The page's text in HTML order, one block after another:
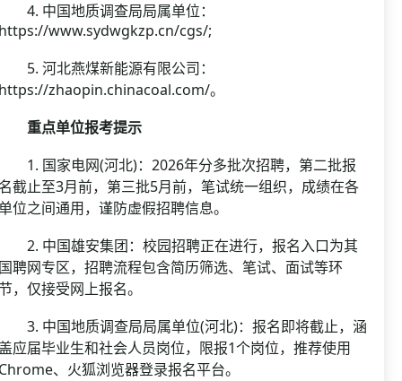
中国地质调查局局属单位：
www.sydwgkzp.cn/cgs/;
河北燕煤新能源有限公司：
zhaopin.chinacoal.com/。
点单位报考提示
国家电网(河北)：2026年分多批次招聘，第二批报
截止至3月前，第三批5月前，笔试统一组织，成绩在各
位之间通用，谨防虚假招聘信息。
中国雄安集团：校园招聘正在进行，报名入口为其
聘网专区，招聘流程包含简历筛选、笔试、面试等环
，仅接受网上报名。
中国地质调查局局属单位(河北)：报名即将截止，涵
应届毕业生和社会人员岗位，限报1个岗位，推荐使用
、火狐浏览器登录报名平台。